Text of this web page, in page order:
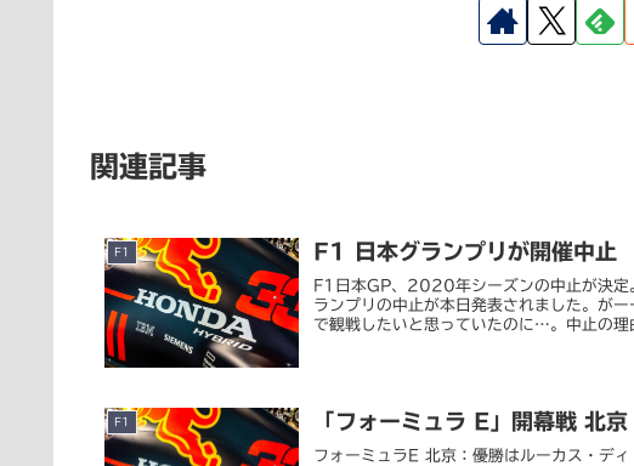
関連記事
F1 F1 日本グランプリが開催中止
F1日本GP、2020年シーズンの中止が決
ランプリの中止が本日発表されました。が
で観戦したいと思っていたのに…。中止の理
F1 「フォーミュラ E」開幕戦 北京
フォーミュラE 北京：優勝はルーカス・デ